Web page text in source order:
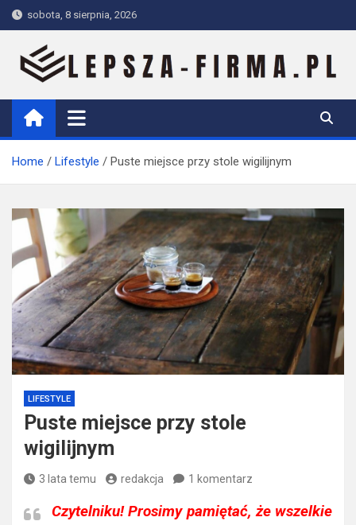
Skip
to
content
sobota, 8 sierpnia, 2026
Lepsza-firma.pl
Home Lifestyle Puste miejsce przy stole wigilijnym
LIFESTYLE
Puste miejsce przy stole
wigilijnym
3 lata temu redakcja 1 komentarz
Czytelniku!Prosimy pamiętać, że wszelkie